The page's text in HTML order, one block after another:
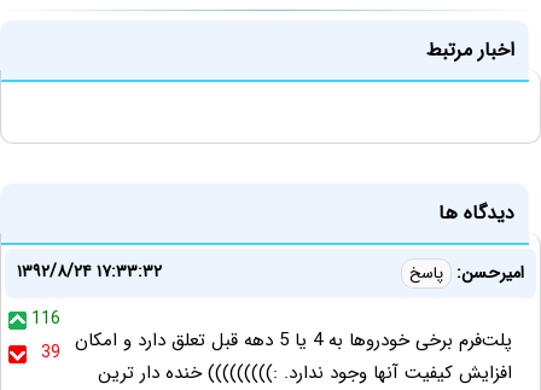
اخبار مرتبط
دیدگاه ها
امیرحسن: پاسخ
۱۳۹۲/۸/۲۴ ۱۷:۳۳:۳۲
116
39 پلت‌فرم برخی خودروها به 4 یا 5 دهه قبل تعلق دارد و امکان
افزایش کیفیت آنها وجود ندارد. :))))))))) خنده دار ترین